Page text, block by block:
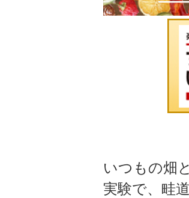
いつもの畑
実験で、畦